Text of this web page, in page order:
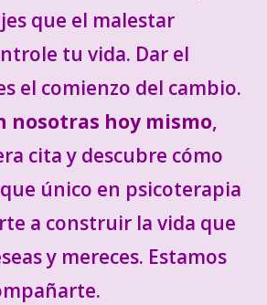
que el malestar
tu vida. Dar el
el comienzo del cambio.
nosotras hoy mismo,
cita y descubre cómo
único en psicoterapia
a construir la vida que
y mereces. Estamos